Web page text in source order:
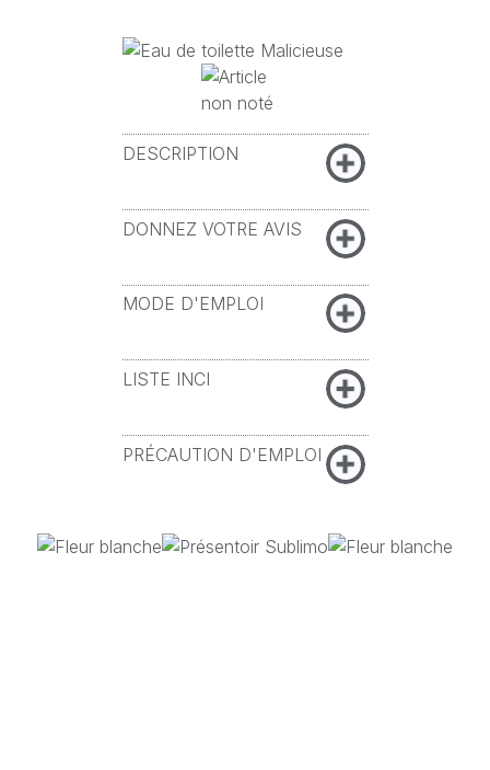
DESCRIPTION
DONNEZ VOTRE AVIS
MODE D'EMPLOI
LISTE INCI
PRÉCAUTION D'EMPLOI